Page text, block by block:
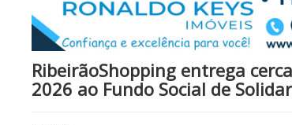
RibeirãoShopping entrega
2026 ao Fundo Social de